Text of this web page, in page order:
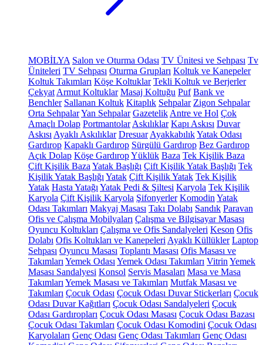
MOBİLYA Salon ve Oturma Odası TV Ünitesi ve Sehpası Tv
Üniteleri TV Sehpası Oturma Grupları Koltuk ve Kanepeler
Koltuk Takımları Köşe Koltuklar Tekli Koltuk ve Berjerler
Çekyat Armut Koltuklar Masaj Koltuğu Puf Bank ve
Benchler Sallanan Koltuk Kitaplık Sehpalar Zigon Sehpalar
Orta SehpalarYan Sehpalar Gazetelik Antre ve Hol Çok
Amaçlı Dolap Portmantolar Askılıklar Kapı Askısı Duvar
Askısı Ayaklı Askılıklar Dresuar AyakkabılıkYatak Odası
Gardırop Kapaklı Gardırop Sürgülü Gardırop Bez Gardırop
Açık Dolap Köşe GardıropYüklük Baza Tek Kişilik Baza
Çift Kişilik Baza Yatak Başlığı Çift Kişilik Yatak Başlığı Tek
Kişilik Yatak Başlığı Yatak Çift Kişilik Yatak Tek Kişilik
Yatak Hasta Yatağı Yatak Pedi & Şiltesi Karyola Tek Kişilik
Karyola Çift Kişilik Karyola Şifonyerler Komodin Yatak
Odası Takımları Makyaj Masası Takı Dolabı Sandık Paravan
Ofis ve Çalışma Mobilyaları Çalışma ve Bilgisayar Masası
Oyuncu Koltukları Çalışma ve Ofis Sandalyeleri Keson Ofis
Dolabı Ofis Koltukları ve Kanepeleri Ayaklı Küllükler Laptop
Sehpası Oyuncu Masası Toplantı Masası Ofis Masası ve
Takımları Yemek Odası Yemek Odası Takımları Vitrin Yemek
Masası Sandalyesi Konsol Servis Masaları Masa ve Masa
Takımları Yemek Masası ve Takımları Mutfak Masası ve
Takımları Çocuk Odası Çocuk Odası Duvar Stickerları Çocuk
Odası Duvar Kağıtları Çocuk Odası Sandalyeleri Çocuk
Odası Gardıropları Çocuk Odası Masası Çocuk Odası Bazası
Çocuk Odası Takımları Çocuk Odası Komodini Çocuk Odası
Karyolaları Genç Odası Genç Odası Takımları Genç Odası